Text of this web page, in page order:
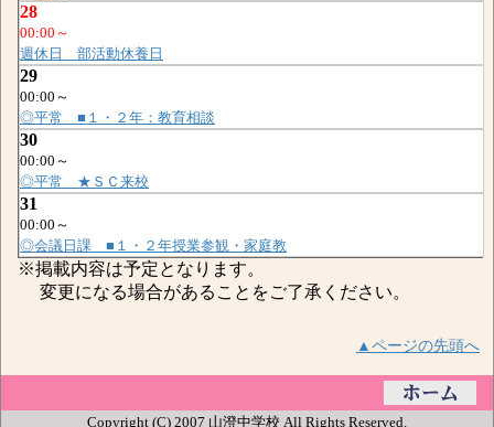
28
00:00～
週休日 部活動休養日
29
00:00～
◎平常 ■１・２年：教育相談
30
00:00～
◎平常 ★ＳＣ来校
31
00:00～
◎会議日課 ■１・２年授業参観・家庭教
※掲載内容は予定となります。
変更になる場合があることをご了承ください。
▲ページの先頭へ
Copyright (C) 2007 山澄中学校 All Rights Reserved.